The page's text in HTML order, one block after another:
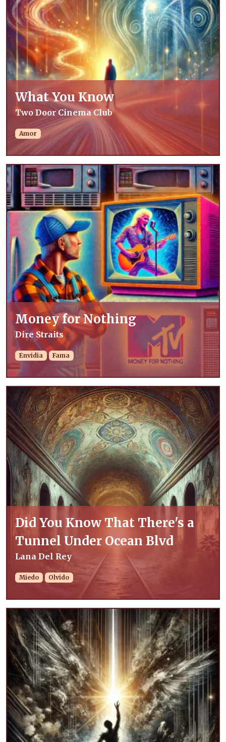
What You Know
Two Door Cinema Club
Amor
Money for Nothing
Dire Straits
Envidia Fama
Did You Know That There's a
Tunnel Under Ocean Blvd
Lana Del Rey
Miedo Olvido